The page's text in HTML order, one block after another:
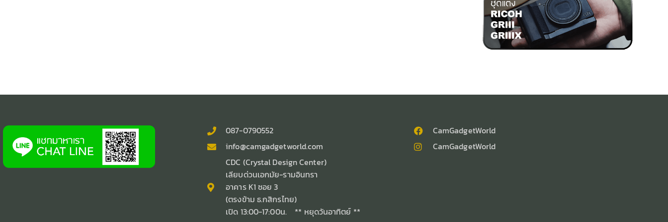
087-0790552
info@camgadgetworld.com
CDC (Crystal Design Center)
เลียบด่วนเอกมัย-รามอินทรา
อาคาร K1 ซอย 3
(ตรงข้าม ธ.กสิกรไทย)
เปิด 13:00-17:00น. ** หยุดวันอาทิตย์ **
CamGadgetWorld
CamGadgetWorld